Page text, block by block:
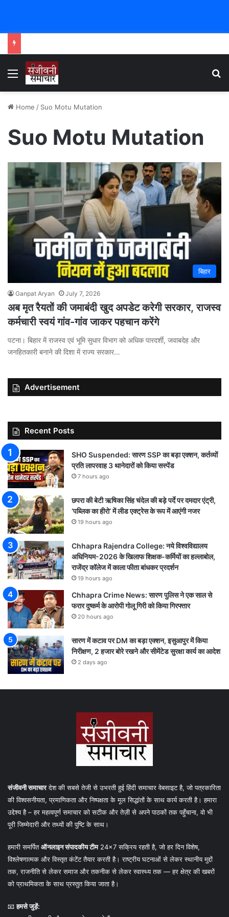
Menu
Home / Suo Motu Mutation
Suo Motu Mutation
बिहार
Ganpat Aryan July 7, 2026
अब मृत रैयतों की जमाबंदी खुद अपडेट करेगी सरकार, राजस्व
कर्मचारी स्वयं गांव-गांव जाकर पहचान करेंगे
पटना। बिहार में राजस्व एवं भूमि सुधार विभाग को अधिक पारदर्शी, जवाबदेह और
जनहितकारी बनाने की दिशा में राज्य सरकार…
Advertisement
Recent Posts
SHO Suspended: सारण SSP का बड़ा एक्शन, कर्तव्यों
प्रति लापरवाह 3 थानेदारों को किया सस्पेंड
7 hours ago
छपरा की बेटी ऋषिका सिंह चंदेल की बड़े पर्दे पर दमदार एंट्री,
‘पब्लिक का हीरो’ में लीड एक्ट्रेस के रूप में आएंगी नजर
19 hours ago
Chhapra Rajendra College: नये विश्वविद्यालय
अधिनियम-2026 के खिलाफ शिक्षक-कर्मियों का हल्लाबोल,
राजेंद्र कॉलेज में काला फीता बांधकर प्रदर्शन
19 hours ago
Chhapra Crime News: सारण पुलिस ने एक साल से
फरार दुष्कर्म के आरोपी गोलू गिरी को किया गिरफ्तार
20 hours ago
सारण में कटाव पर DM का बड़ा एक्शन, इसुआपुर में किया
निरीक्षण, 2 हजार बोरे रखने और सीमेंटेड सुरक्षा कार्य का आदेश
2 days ago
संजीवनी समाचारदेश की सबसे तेजी से उभरती हुई हिंदी समाचार वेबसाइट है, जो पत्रकारिता
की विश्वसनीयता, प्रमाणिकता और निष्पक्षता के मूल सिद्धांतों के साथ कार्य करती है। हमारा
उद्देश्य है – हर महत्वपूर्ण समाचार को सटीक और तेज़ी से अपने पाठकों तक पहुँचाना, वो भी
पूरी जिम्मेदारी और तथ्यों की पुष्टि के साथ।
हमारी समर्पितऑनलाइन संपादकीय टीम24×7 सक्रिय रहती है, जो हर दिन विशेष,
विश्लेषणात्मक और विस्तृत कंटेंट तैयार करती है। राष्ट्रीय घटनाओं से लेकर स्थानीय मुद्दों
तक, राजनीति से लेकर समाज और तकनीक से लेकर स्वास्थ्य तक — हर क्षेत्र की खबरों
को प्राथमिकता के साथ प्रस्तुत किया जाता है।
📧हमसे जुड़ें: